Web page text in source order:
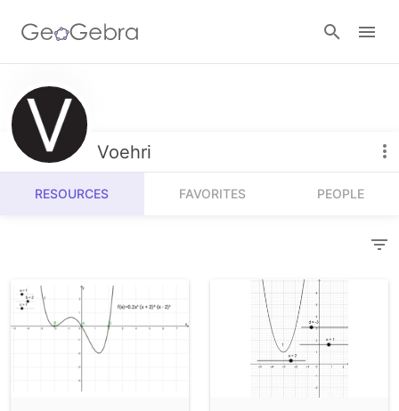
Resources
Number Sense
Algebra
Measurement
Operations
Probability and Statistics
Calculators
Geometry
3D Calculator
Voehri
RESOURCES FAVORITES PEOPLE